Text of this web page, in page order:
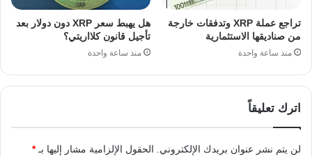
تراجع عملة XRP وتدفقات خارجة
من صناديقها الاستثمارية
منذ ساعة واحدة
هل يهبط سعر XRP دون دولار بعد
تأجيل قانون كلااريتي؟
منذ ساعة واحدة
اترك تعليقاً
لن يتم نشر عنوان بريدك الإلكتروني. الحقول الإلزامية مشار إليها بـ*